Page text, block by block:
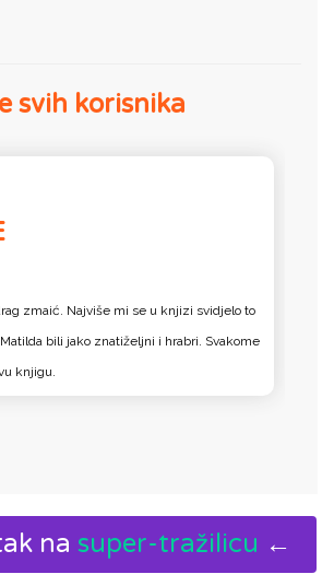
svih korisnika
zmaić. Najviše mi se u knjizi svidjelo to
bili jako znatiželjni i hrabri. Svakome
knjigu.
na super-tražilicu ←